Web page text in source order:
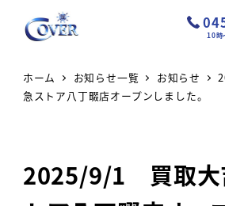
10時
ホーム お知らせ一覧 お知らせ
急ストア八丁畷店オープンしました。
2025/9/1 買取大